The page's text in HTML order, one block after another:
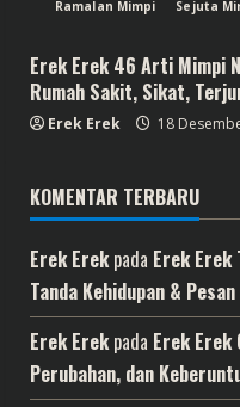
Ramalan Mimpi
Sejuta
Erek Erek 46 Arti Mimpi
Rumah Sakit, Sikat,
Erek Erek 18
KOMENTAR TERBARU
Erek Erekpada Erek Erek
Tanda Kehidupan &
Erek Erekpada Erek Erek
Perubahan, dan